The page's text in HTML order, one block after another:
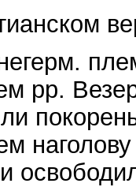
рр.
наголову